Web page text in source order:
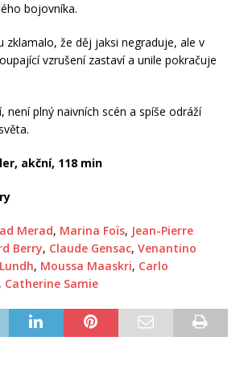
bojovníka.
zklamalo, že děj jaksi negraduje, ale v
vzrušení zastaví a unile pokračuje
není plný naivních scén a spíše odráží
akční, 118 min
Merad, Marina Foïs, Jean-Pierre
Berry, Claude Gensac, Venantino
, Moussa Maaskri, Carlo
, Catherine Samie